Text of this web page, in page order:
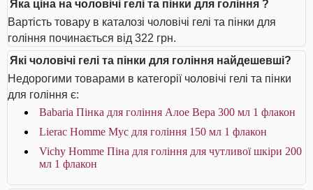
Яка ціна на чоловічі гелі та пінки для гоління ?
Вартість товару в каталозі чоловічі гелі та пінки для
гоління починається від 322 грн.
Які чоловічі гелі та пінки для гоління найдешевші?
Недорогими товарами в категорії чоловічі гелі та пінки
для гоління є:
Babaria Пінка для гоління Алое Вера 300 мл 1 флакон
Lierac Homme Мус для гоління 150 мл 1 флакон
Vichy Homme Піна для гоління для чутливої шкіри 200
мл 1 флакон